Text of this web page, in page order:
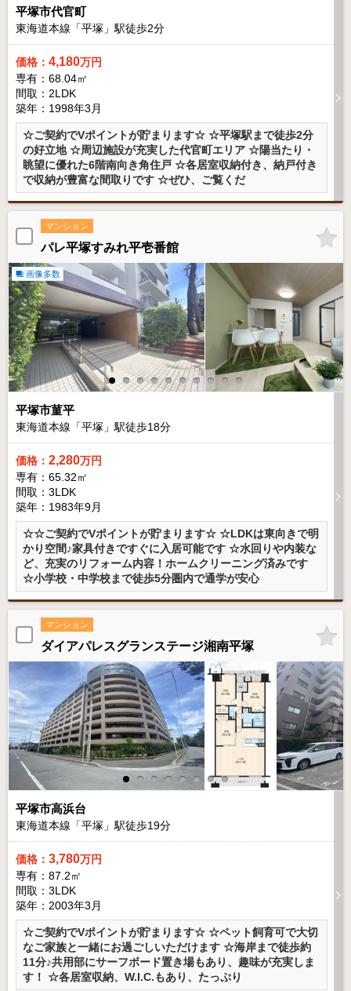
平塚市代官町
東海道本線「平塚」駅徒歩2分
価格： 4,180万円
専有：68.04㎡
間取：2LDK
築年：1998年3月
☆ご契約でVポイントが貯まります☆ ☆平塚駅まで徒歩2分
の好立地 ☆周辺施設が充実した代官町エリア ☆陽当たり・
眺望に優れた6階南向き角住戸 ☆各居室収納付き、納戸付き
で収納が豊富な間取りです ☆ぜひ、ご覧くだ
マンション
パレ平塚すみれ平壱番館
画像多数
平塚市菫平
東海道本線「平塚」駅徒歩18分
価格： 2,280万円
専有：65.32㎡
間取：3LDK
築年：1983年9月
☆☆ご契約でVポイントが貯まります☆ ☆LDKは東向きで明
かり空間♪家具付きですぐに入居可能です ☆水回りや内装な
ど、充実のリフォーム内容！ホームクリーニング済みです
☆小学校・中学校まで徒歩5分圏内で通学が安心
マンション
ダイアパレスグランステージ湘南平塚
平塚市高浜台
東海道本線「平塚」駅徒歩19分
価格： 3,780万円
専有：87.2㎡
間取：3LDK
築年：2003年3月
☆ご契約でVポイントが貯まります☆ ☆ペット飼育可で大切
なご家族と一緒にお過ごしいただけます ☆海岸まで徒歩約
11分♪共用部にサーフボード置き場もあり、趣味が充実しま
す！ ☆各居室収納、W.I.C.もあり、たっぷり